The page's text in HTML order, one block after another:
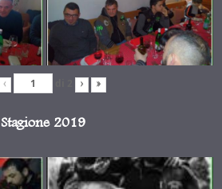
‹ › »
Stagione 2019